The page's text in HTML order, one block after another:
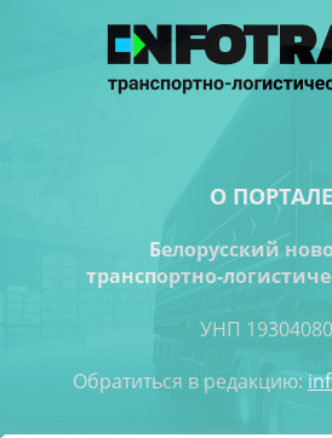
О ПОРТАЛЕ
Белорусский
транспортно-
УНП
Обратиться в редакцию: